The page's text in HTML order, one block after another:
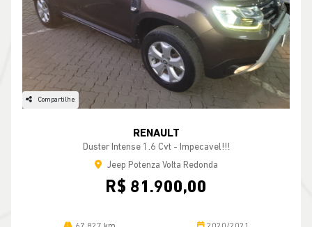
Compartilhe
RENAULT
Duster Intense 1.6 Cvt - Impecavel!!!
Jeep Potenza Volta Redonda
R$ 81.900,00